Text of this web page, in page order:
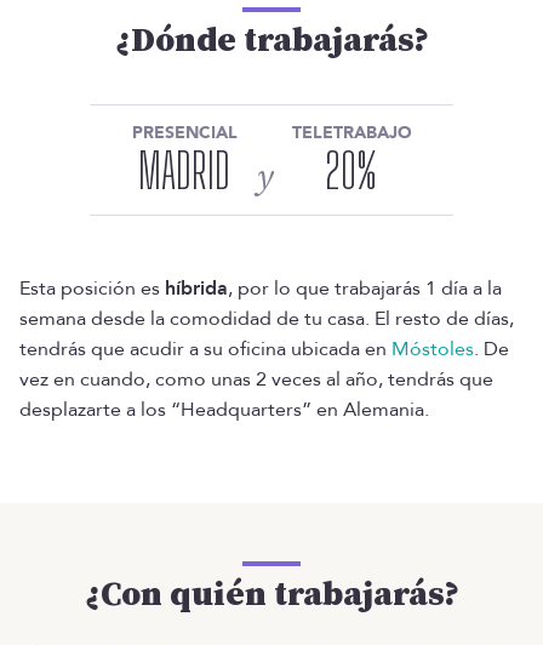
¿Dónde trabajarás?
PRESENCIAL
MADRID y
TELETRABAJO
20%
Esta posición es híbrida, por lo que trabajarás 1 día a la
semana desde la comodidad de tu casa. El resto de días,
tendrás que acudir a su oficina ubicada en Móstoles. De
vez en cuando, como unas 2 veces al año, tendrás que
desplazarte a los “Headquarters” en Alemania.
¿Con quién trabajarás?